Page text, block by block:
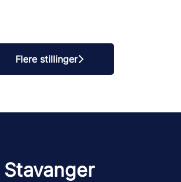
Flere stillinger
Stavanger